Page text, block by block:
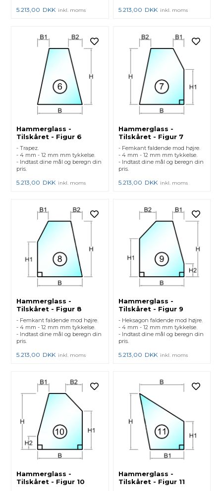
5.213,00 DKK inkl. moms 5.213,00 DKK inkl. moms
Hammerglass -
Tilskåret - Figur 6
- Trapez.
- 4 mm - 12 mm mm tykkelse.
- Indtast dine mål og beregn din
pris.
5.213,00 DKK inkl. moms
Hammerglass -
Tilskåret - Figur 7
- Femkant faldende mod højre.
- 4 mm - 12 mm mm tykkelse.
- Indtast dine mål og beregn din
pris.
5.213,00 DKK inkl. moms
Hammerglass -
Tilskåret - Figur 8
- Femkant faldende mod højre.
- 4 mm - 12 mm mm tykkelse.
- Indtast dine mål og beregn din
pris.
5.213,00 DKK inkl. moms
Hammerglass -
Tilskåret - Figur 9
- Heksagon faldende mod højre.
- 4 mm - 12 mm mm tykkelse.
- Indtast dine mål og beregn din
pris.
5.213,00 DKK inkl. moms
Hammerglass -
Tilskåret - Figur 10
Hammerglass -
Tilskåret - Figur 11